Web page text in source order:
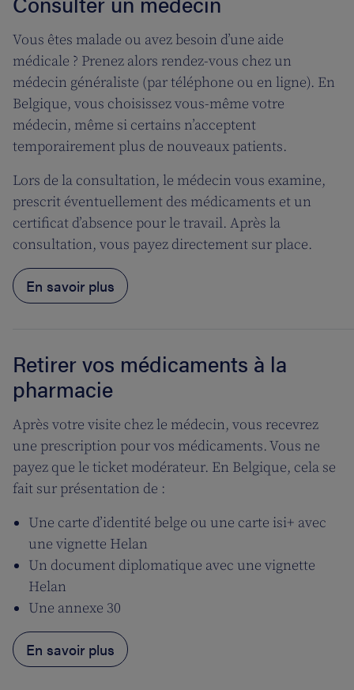
Vous êtes malade ou avez besoin d’une aide
médicale ? Prenez alors rendez-vous chez un
médecin généraliste (par téléphone ou en ligne). En
Belgique, vous choisissez vous-même votre
médecin, même si certains n’acceptent
temporairement plus de nouveaux patients.
Lors de la consultation, le médecin vous examine,
prescrit éventuellement des médicaments et un
certificat d’absence pour le travail. Après la
consultation, vous payez directement sur place.
En savoir plus
Retirer vos médicaments à la
pharmacie
Après votre visite chez le médecin, vous recevrez
une prescription pour vos médicaments. Vous ne
payez que le ticket modérateur. En Belgique, cela se
fait sur présentation de :
Une carte d’identité belge ou une carte isi+ avec
une vignette Helan
Un document diplomatique avec une vignette
Helan
Une annexe 30
En savoir plus